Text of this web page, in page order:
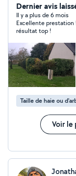
... Tente de pelouse
vos déchets ...Enlèvement de souche Peinture intérieur
extérieur ... De Muret façade pignon dallage...
...Vérification
traitement ...
Petits travaux de demol
Disponible 24 sur 24 7 jours
gratuit Avec Facilité de paiement. N'hésitez pas à me
contacter pour
bonne journée.
Dernier avis
Il y a plus de 6 mois
Excellente prestation
résultat top !
Taille de haie ou
Voir le